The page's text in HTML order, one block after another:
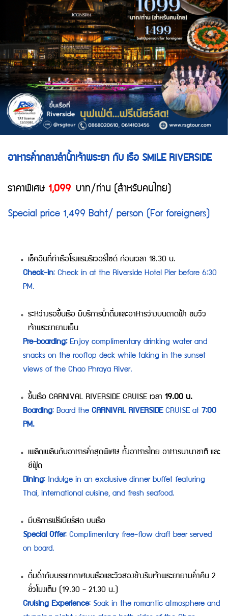
อาหารค่ำกลางลำน้ำเจ้าพระยา กับ เรือ SMILE RIVERSIDE
ราคาพิเศษ 1,099 บาท/ท่าน (สำหรับคนไทย)
Special price 1,499 Baht/ person (For foreigners)
เช็คอินที่ท่าเรือโรงแรมริเวอร์ไซด์ ก่อนเวลา 18.30 น.
Check-in: Check in at the Riverside Hotel Pier before 6:30
PM.
ระหว่างรอขึ้นเรือ มีบริการน้ำดื่มและอาหารว่างบนดาดฟ้า ชมวิว
เจ้าพระยายามเย็น
Pre-boarding:Enjoy complimentary drinking water and
snacks on the rooftop deck while taking in the sunset
views of the Chao Phraya River.
ขึ้นเรือ CARNIVAL RIVERSIDE CRUISE เวลา 19.00 น.
Boarding: Board the CARNIVAL RIVERSIDECRUISE at 7:00
PM.
เพลิดเพลินกับอาหารค่ำสุดพิเศษ ทั้งอาหารไทย อาหารนานาชาติ และ
ซีฟู้ด
Dining: Indulge in an exclusive dinner buffet featuring
Thai, international cuisine, and fresh seafood.
มีบริการฟรีเบียร์สด บนเรือ
Special Offer: Complimentary free-flow draft beer served
on board.
ดิ่มด่ำกับบรรยากาศบนเรือและวิวสองข้างริมเจ้าพระยายามค่ำคืน 2
ชั่วโมงเต็ม (19.30 - 21.30 น.)
Cruising Experience: Soak in the romantic atmosphere and